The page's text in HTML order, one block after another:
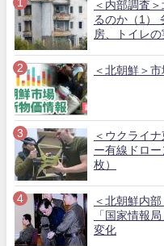
＜内部調査
るのか（1）
房、トイレ
＜北朝鮮＞
＜ウクライ
ー有線ドロ
枚）
＜北朝鮮内
「国家情報
変化